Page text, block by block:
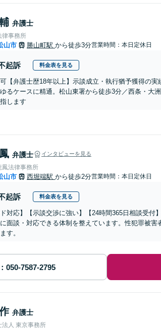
弁護士
律事務所
山市 勝山町駅 から徒歩3分営業時間：本日定休日
起訴 料金表を見る
【弁護士歴18年以上】示談成立・執行猶予獲得の
るケースに精通。松山東署から徒歩3分／西条・大
します
弁護士 インタビューを見る
鳳法律事務所
山市 西堀端駅 から徒歩2分営業時間：本日定休日
起訴 料金表を見る
ド対応】【示談交渉に強い】【24時間365日相談受
面談・対応できる体制を整えています。性犯罪被
す。
弁護士
法人 東京事務所